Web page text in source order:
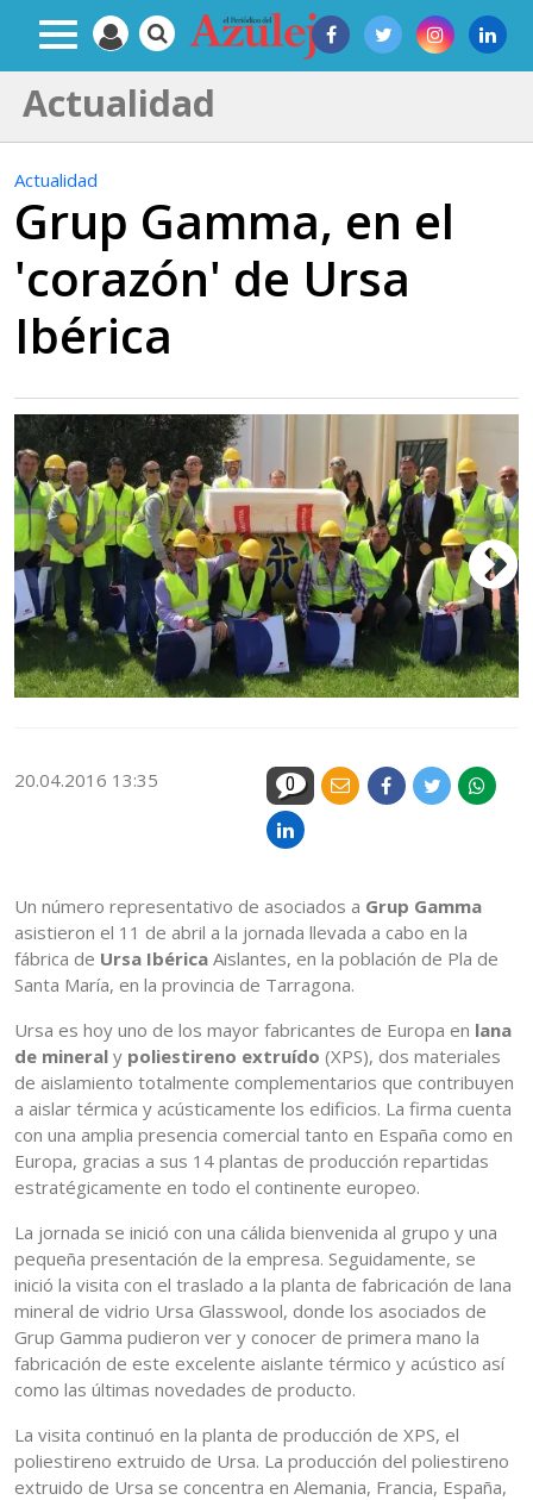
Actualidad
Actualidad
Grup Gamma, en el
'corazón' de Ursa
Ibérica
20.04.2016 13:35 0
Un número representativo de asociados a Grup Gamma
asistieron el 11 de abril a la jornada llevada a cabo en la
fábrica de Ursa Ibérica Aislantes, en la población de Pla de
Santa María, en la provincia de Tarragona.
Ursa es hoy uno de los mayor fabricantes de Europa en lana
de mineral y poliestireno extruído (XPS), dos materiales
de aislamiento totalmente complementarios que contribuyen
a aislar térmica y acústicamente los edificios. La firma cuenta
con una amplia presencia comercial tanto en España como en
Europa, gracias a sus 14 plantas de producción repartidas
estratégicamente en todo el continente europeo.
La jornada se inició con una cálida bienvenida al grupo y una
pequeña presentación de la empresa. Seguidamente, se
inició la visita con el traslado a la planta de fabricación de lana
mineral de vidrio Ursa Glasswool, donde los asociados de
Grup Gamma pudieron ver y conocer de primera mano la
fabricación de este excelente aislante térmico y acústico así
como las últimas novedades de producto.
La visita continuó en la planta de producción de XPS, el
poliestireno extruido de Ursa. La producción del poliestireno
extruido de Ursa se concentra en Alemania, Francia, España,